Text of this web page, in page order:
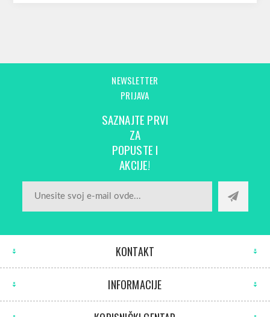
NEWSLETTER
PRIJAVA
SAZNAJTE PRVI
ZA
POPUSTE I
AKCIJE!
KONTAKT
INFORMACIJE